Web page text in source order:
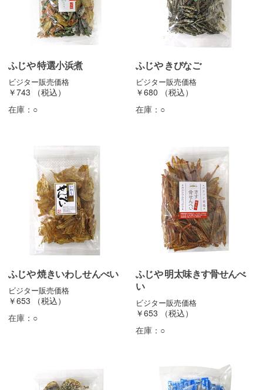
ふじや 特選小浜煮
ビジター販売価格
￥743
（税込）
在庫： ○
ふじや きびなご
ビジター販売価格
￥680
（税込）
在庫： ○
ふじや 焼きいわしせんべい
ビジター販売価格
￥653
（税込）
在庫： ○
ふじや 明太味きす骨せんべ
い
ビジター販売価格
￥653
（税込）
在庫： ○